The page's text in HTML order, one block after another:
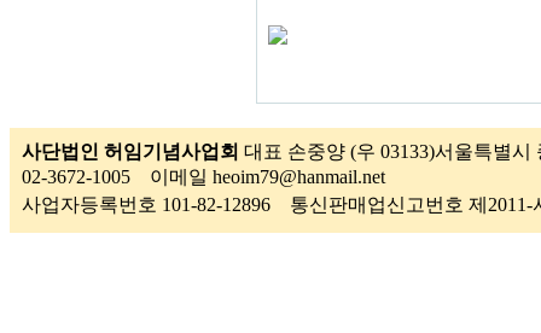
사단법인 허임기념사업회 대표 손중양 (우 03133)서울특별
02-3672-1005 이메일 heoim79@hanmail.net
사업자등록번호 101-82-12896 통신판매업신고번호 제